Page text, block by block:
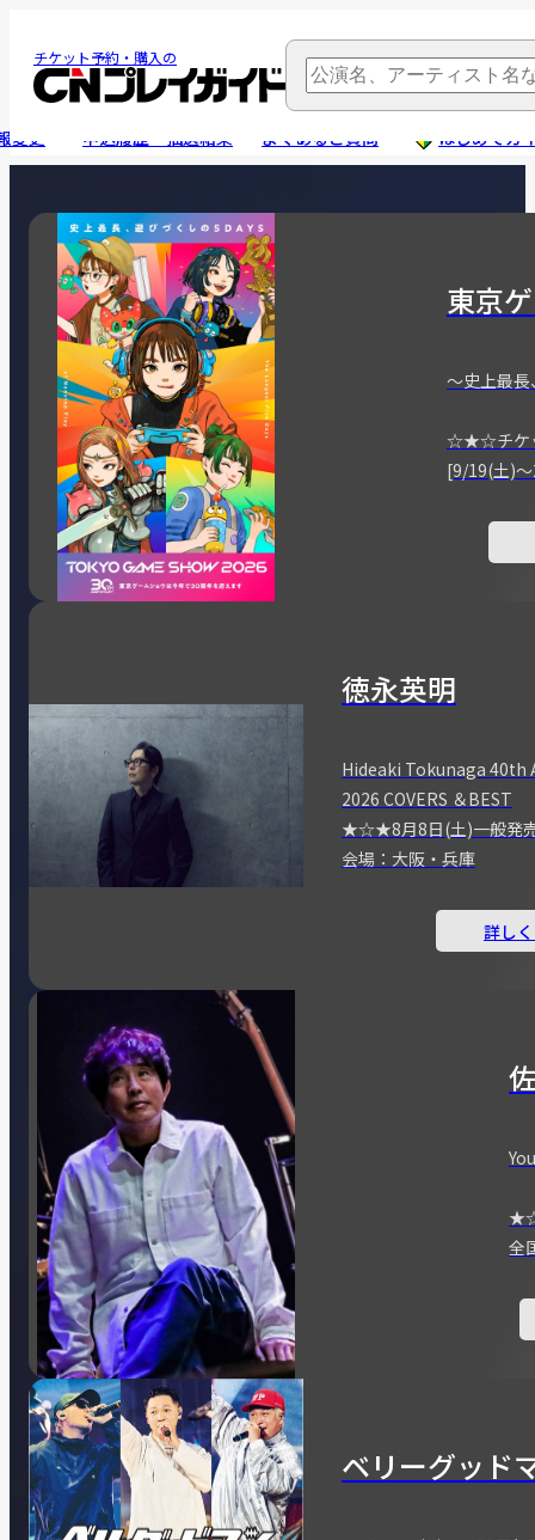
チケット予約・購入の
変更 申込履歴・抽選結果 よくあるご質問 はじめてガ
東京
～史上最長
☆★☆チケ
[9/19(土)
徳永英明
Hideaki Tokunaga 40th
2026 COVERS ＆BEST
★☆★8月8日(土)一般
会場：大阪・兵庫
詳し
全
ベリーグッド